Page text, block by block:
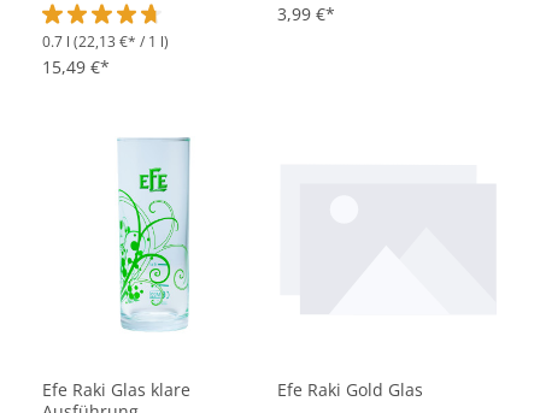
Durchschnittliche Bewertung von 4.8 von 5 Sternen
0.7 l (22,13 €* / 1 l)
15,49 €*
3,99 €*
Efe Raki Glas klare
Efe Raki Gold Glas